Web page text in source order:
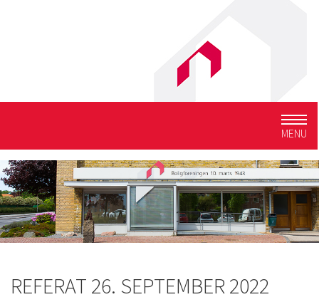
MENU
REFERAT 26. SEPTEMBER 2022